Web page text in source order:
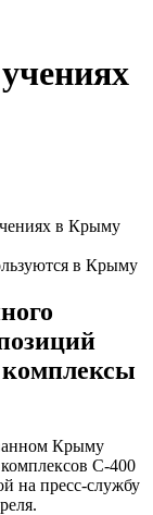
в Крыму
Крыму
С-400
на пресс-службу